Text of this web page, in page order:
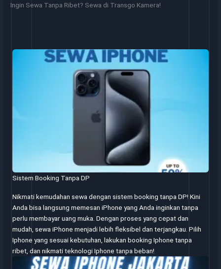
Ingin Sewa Tanpa Ribet? Sewa di Transgo Kamera!
Sistem Booking Tanpa DP
Nikmati kemudahan sewa dengan sistem booking tanpa DP! Kini
Anda bisa langsung memesan iPhone yang Anda inginkan tanpa
perlu membayar uang muka. Dengan proses yang cepat dan
mudah, sewa iPhone menjadi lebih fleksibel dan terjangkau. Pilih
Iphone yang sesuai kebutuhan, lakukan booking Iphone tanpa
ribet, dan nikmati teknologi Iphone tanpa beban!